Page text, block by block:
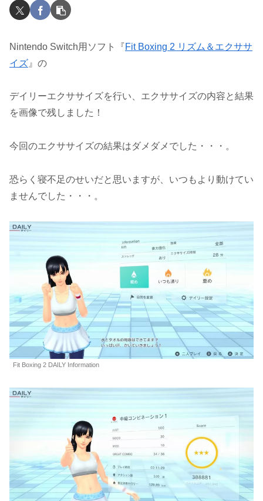
Nintendo Switch用ソフト『Fit Boxing 2 リズム＆エクササ
イズ 』の
デイリーエクササイズを行い、エクササイズの内容と結果
を画像で残しました！
今回のエクササイズの結果はダメダメでした・・・。
恐らく寝不足のせいだと思いますが、いつもより動けてい
ませんでした・・・。
Fit Boxing 2 DAILY Information